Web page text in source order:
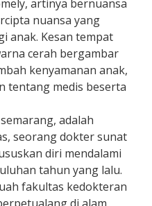
artinya bernuansa
nuansa yang
anak. Kesan tempat
cerah bergambar
kenyamanan anak,
tentang medis beserta
adalah
seorang dokter sunat
diri mendalami
tahun yang lalu.
fakultas kedokteran